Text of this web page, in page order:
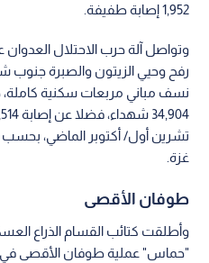
1,952 إصابة طفيفة.
وتواصل آلة حرب الاحتلال
رفح وحيي الزيتون والصبرة جنوب
نسف مباني مربعات سكنية
تشرين أول/ أكتوبر الماضي،
غزة.
طوفان الأقصى
وأطلقت كتائب القسام الذراع